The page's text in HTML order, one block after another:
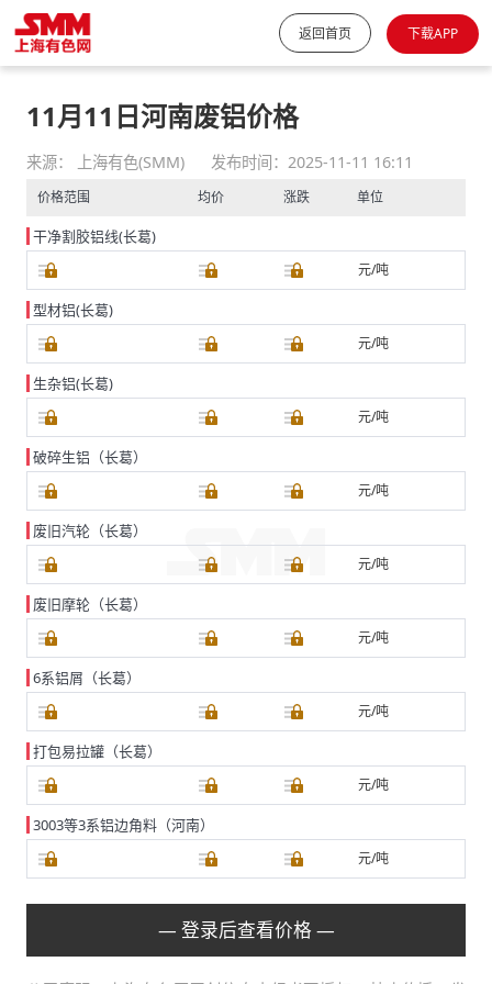
返回首页 下载APP
11月11日河南废铝价格
来源： 上海有色(SMM) 发布时间：2025-11-11 16:11
价格范围 均价 涨跌 单位
干净割胶铝线(长葛)
元/吨
型材铝(长葛)
元/吨
生杂铝(长葛)
元/吨
破碎生铝（长葛）
元/吨
废旧汽轮（长葛）
元/吨
废旧摩轮（长葛）
元/吨
6系铝屑（长葛）
元/吨
打包易拉罐（长葛）
元/吨
3003等3系铝边角料（河南）
元/吨
— 登录后查看价格 —